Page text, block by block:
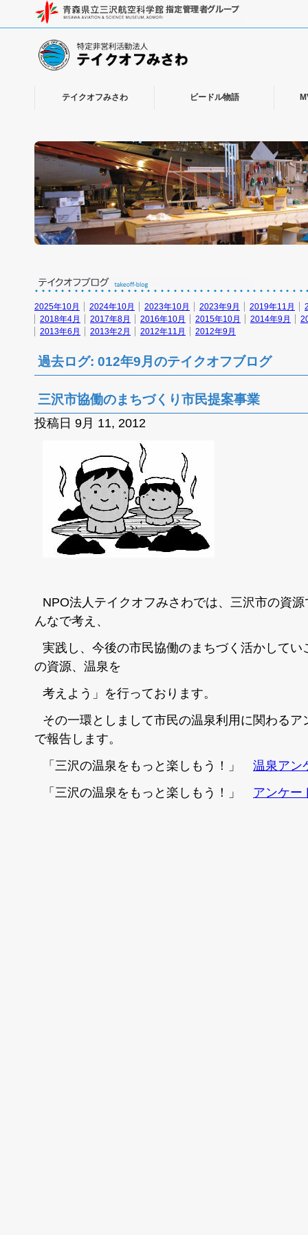
テイクオフみさわ ビードル物語
2025年10月 2024年10月 2023年10月 2023年9月 2019年11月
2018年4月
2017年8月 2016年10月 2015年10月 2014年9月
2013年6月
2013年2月 2012年11月 2012年9月
過去ログ: 012年9月のテイクオフブログ
三沢市協働のまちづくり市民提案事業
投稿日 9月 11, 2012
NPO法人テイクオフみさわでは、三沢市の資
んなで考え、
実践し、今後の市民協働のまちづく活かして
の資源、温泉を
考えよう」を行っております。
その一環としまして市民の温泉利用に関わる
で報告します。
「三沢の温泉をもっと楽しもう！」 温泉アン
「三沢の温泉をもっと楽しもう！」 アンケー